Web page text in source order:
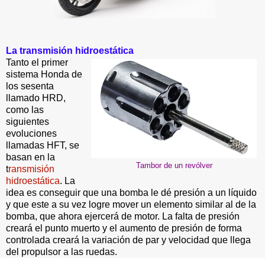
La transmisión hidroestática
Tambor de un revólver
Tanto el primer
sistema Honda de
los sesenta
llamado HRD,
como las
siguientes
evoluciones
llamadas HFT, se
basan en la
transmisión
hidroestática. La
idea es conseguir que una bomba le dé presión a un líquido
y que este a su vez logre mover un elemento similar al de la
bomba, que ahora ejercerá de motor. La falta de presión
creará el punto muerto y el aumento de presión de forma
controlada creará la variación de par y velocidad que llega
del propulsor a las ruedas.